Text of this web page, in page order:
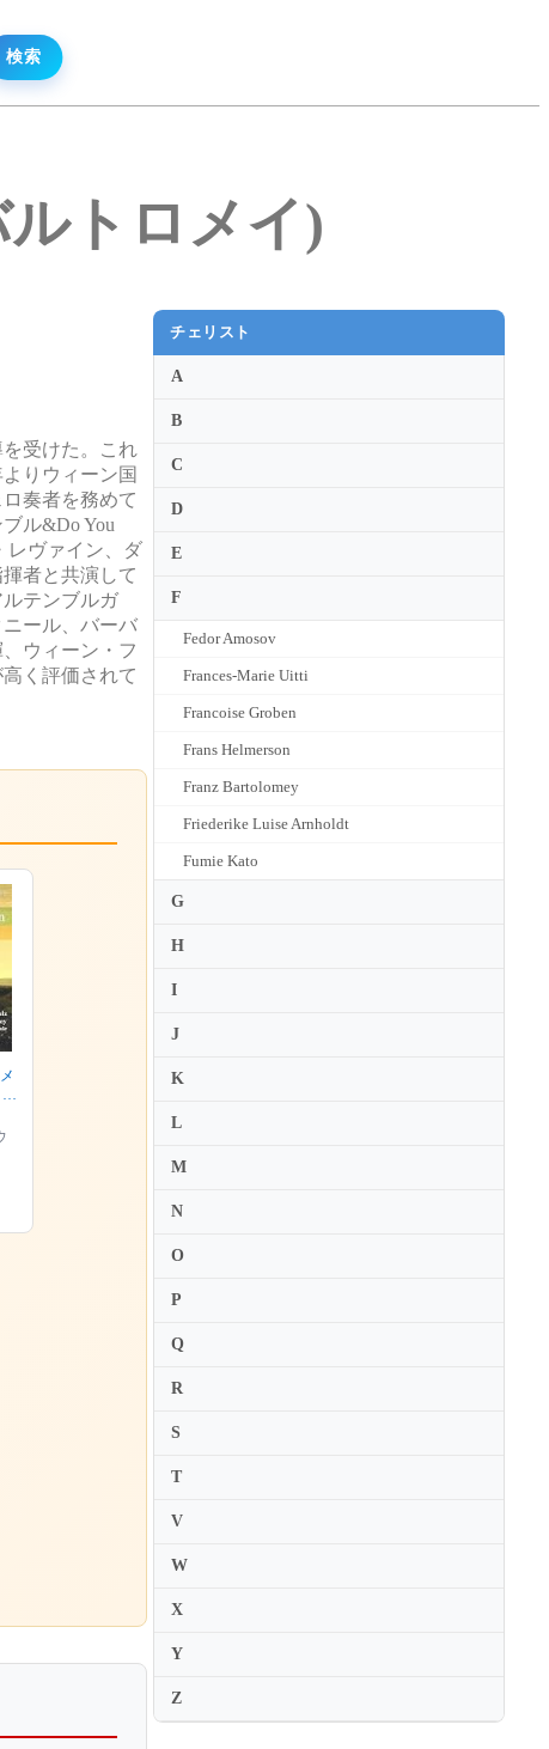
トロメイ)
受けた。これ
りウィーン国
奏者を務めて
ル&Do You
レヴァイン、ダ
者と共演して
テンブルガ
ール、バーバ
ウィーン・フ
く評価されて
チェリスト
A
B
C
D
E
F
Fedor Amosov
Frances-Marie Uitti
Francoise Groben
Frans Helmerson
Franz Bartolomey
Friederike Luise Arnholdt
Fumie Kato
G
H
I
J
K
L
M
N
O
P
Q
R
S
T
V
W
X
Y
Z